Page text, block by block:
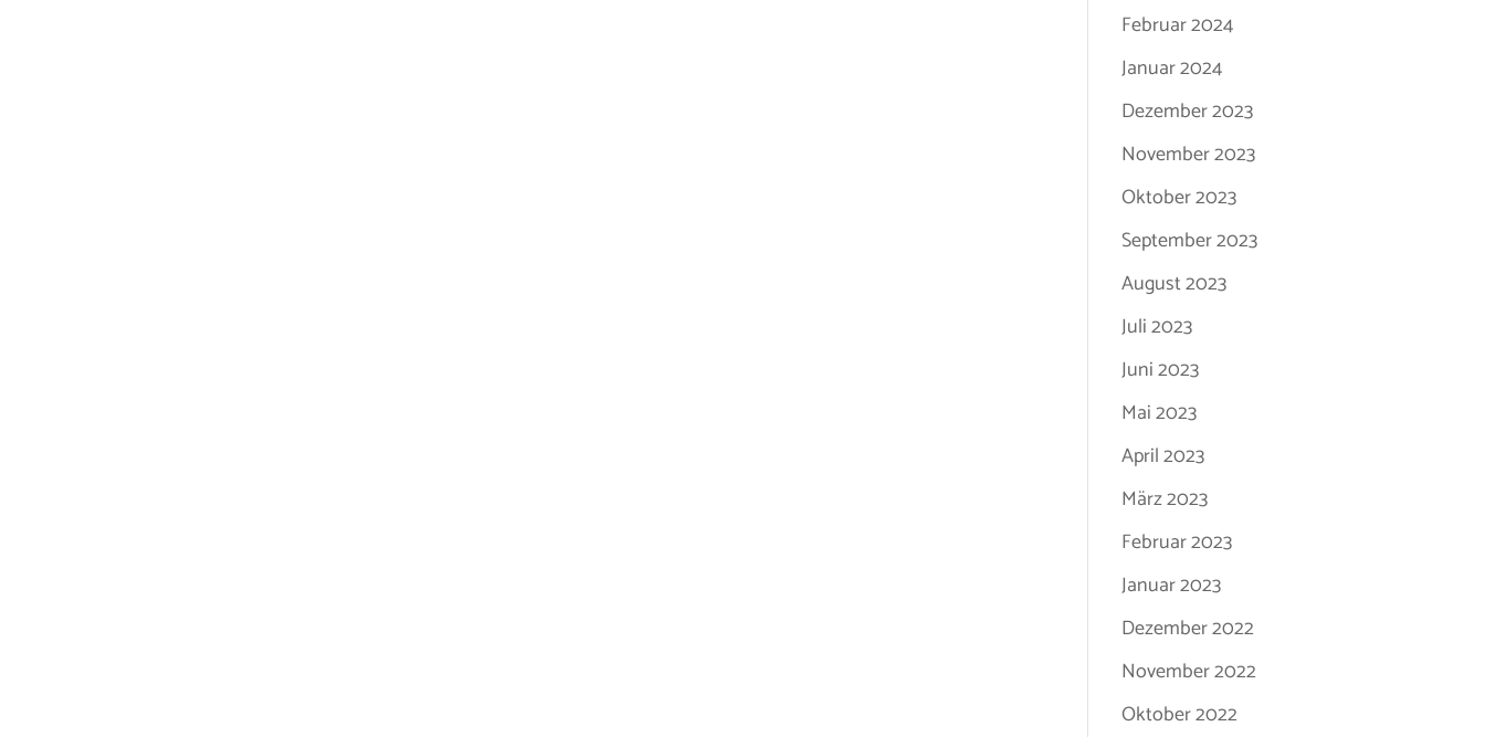
Februar 2024
Januar 2024
Dezember 2023
November 2023
Oktober 2023
September 2023
August 2023
Juli 2023
Juni 2023
Mai 2023
April 2023
März 2023
Februar 2023
Januar 2023
Dezember 2022
November 2022
Oktober 2022